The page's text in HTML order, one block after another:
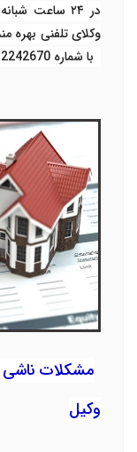
در ۲۴ ساعت
وکلای تلفنی بهره
با شماره 09212242670 تماس بگیرید.
مشکلات ناشی
وکیل